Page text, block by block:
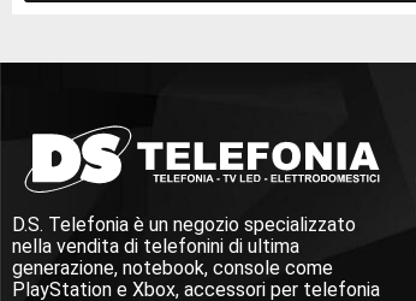
D.S. Telefonia è un negozio specializzato
nella vendita di telefonini di ultima
generazione, notebook, console come
PlayStation e Xbox, accessori per telefonia